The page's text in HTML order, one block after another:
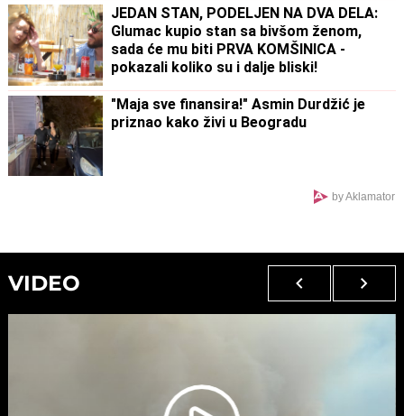
JEDAN STAN, PODELJEN NA DVA DELA:
Glumac kupio stan sa bivšom ženom,
sada će mu biti PRVA KOMŠINICA -
pokazali koliko su i dalje bliski!
"Maja sve finansira!" Asmin Durdžić je
priznao kako živi u Beogradu
by Aklamator
VIDEO